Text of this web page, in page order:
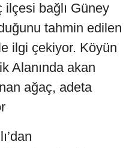
ilçesi bağlı Güney
tahmin edilen
ilgi çekiyor. Köyün
Alanında akan
ağaç, adeta